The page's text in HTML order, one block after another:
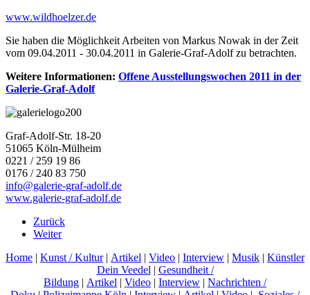
www.wildhoelzer.de
Sie haben die Möglichkeit Arbeiten von Markus Nowak in der Zeit
vom 09.04.2011 - 30.04.2011 in Galerie-Graf-Adolf zu betrachten.
Weitere Informationen: Offene Ausstellungswochen 2011 in der
Galerie-Graf-Adolf
Graf-Adolf-Str. 18-20
51065 Köln-Mülheim
0221 / 259 19 86
0176 / 240 83 750
info@galerie-graf-adolf.de
www.galerie-graf-adolf.de
Zurück
Weiter
Home | Kunst / Kultur| Artikel | Video | Interview | Musik | Künstler
Dein Veedel | Gesundheit /
Bildung | Artikel | Video | Interview | Nachrichten /